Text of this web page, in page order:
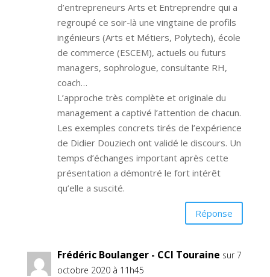
d’entrepreneurs Arts et Entreprendre qui a
regroupé ce soir-là une vingtaine de profils
ingénieurs (Arts et Métiers, Polytech), école
de commerce (ESCEM), actuels ou futurs
managers, sophrologue, consultante RH,
coach…
L’approche très complète et originale du
management a captivé l’attention de chacun.
Les exemples concrets tirés de l’expérience
de Didier Douziech ont validé le discours. Un
temps d’échanges important après cette
présentation a démontré le fort intérêt
qu’elle a suscité.
Réponse
Frédéric Boulanger - CCI Touraine sur 7
octobre 2020 à 11h45